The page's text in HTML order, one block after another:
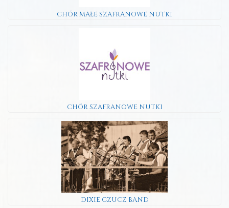
CHÓR MAŁE SZAFRANOWE NUTKI
CHÓR SZAFRANOWE NUTKI
DIXIE CZUCZ BAND